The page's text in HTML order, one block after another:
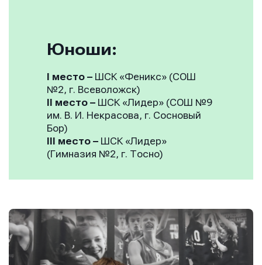
Юноши:
I место – ШСК «Феникс» (СОШ
№2, г. Всеволожск)
II место – ШСК «Лидер» (СОШ №9
им. В. И. Некрасова, г. Сосновый
Бор)
III место – ШСК «Лидер»
(Гимназия №2, г. Тосно)